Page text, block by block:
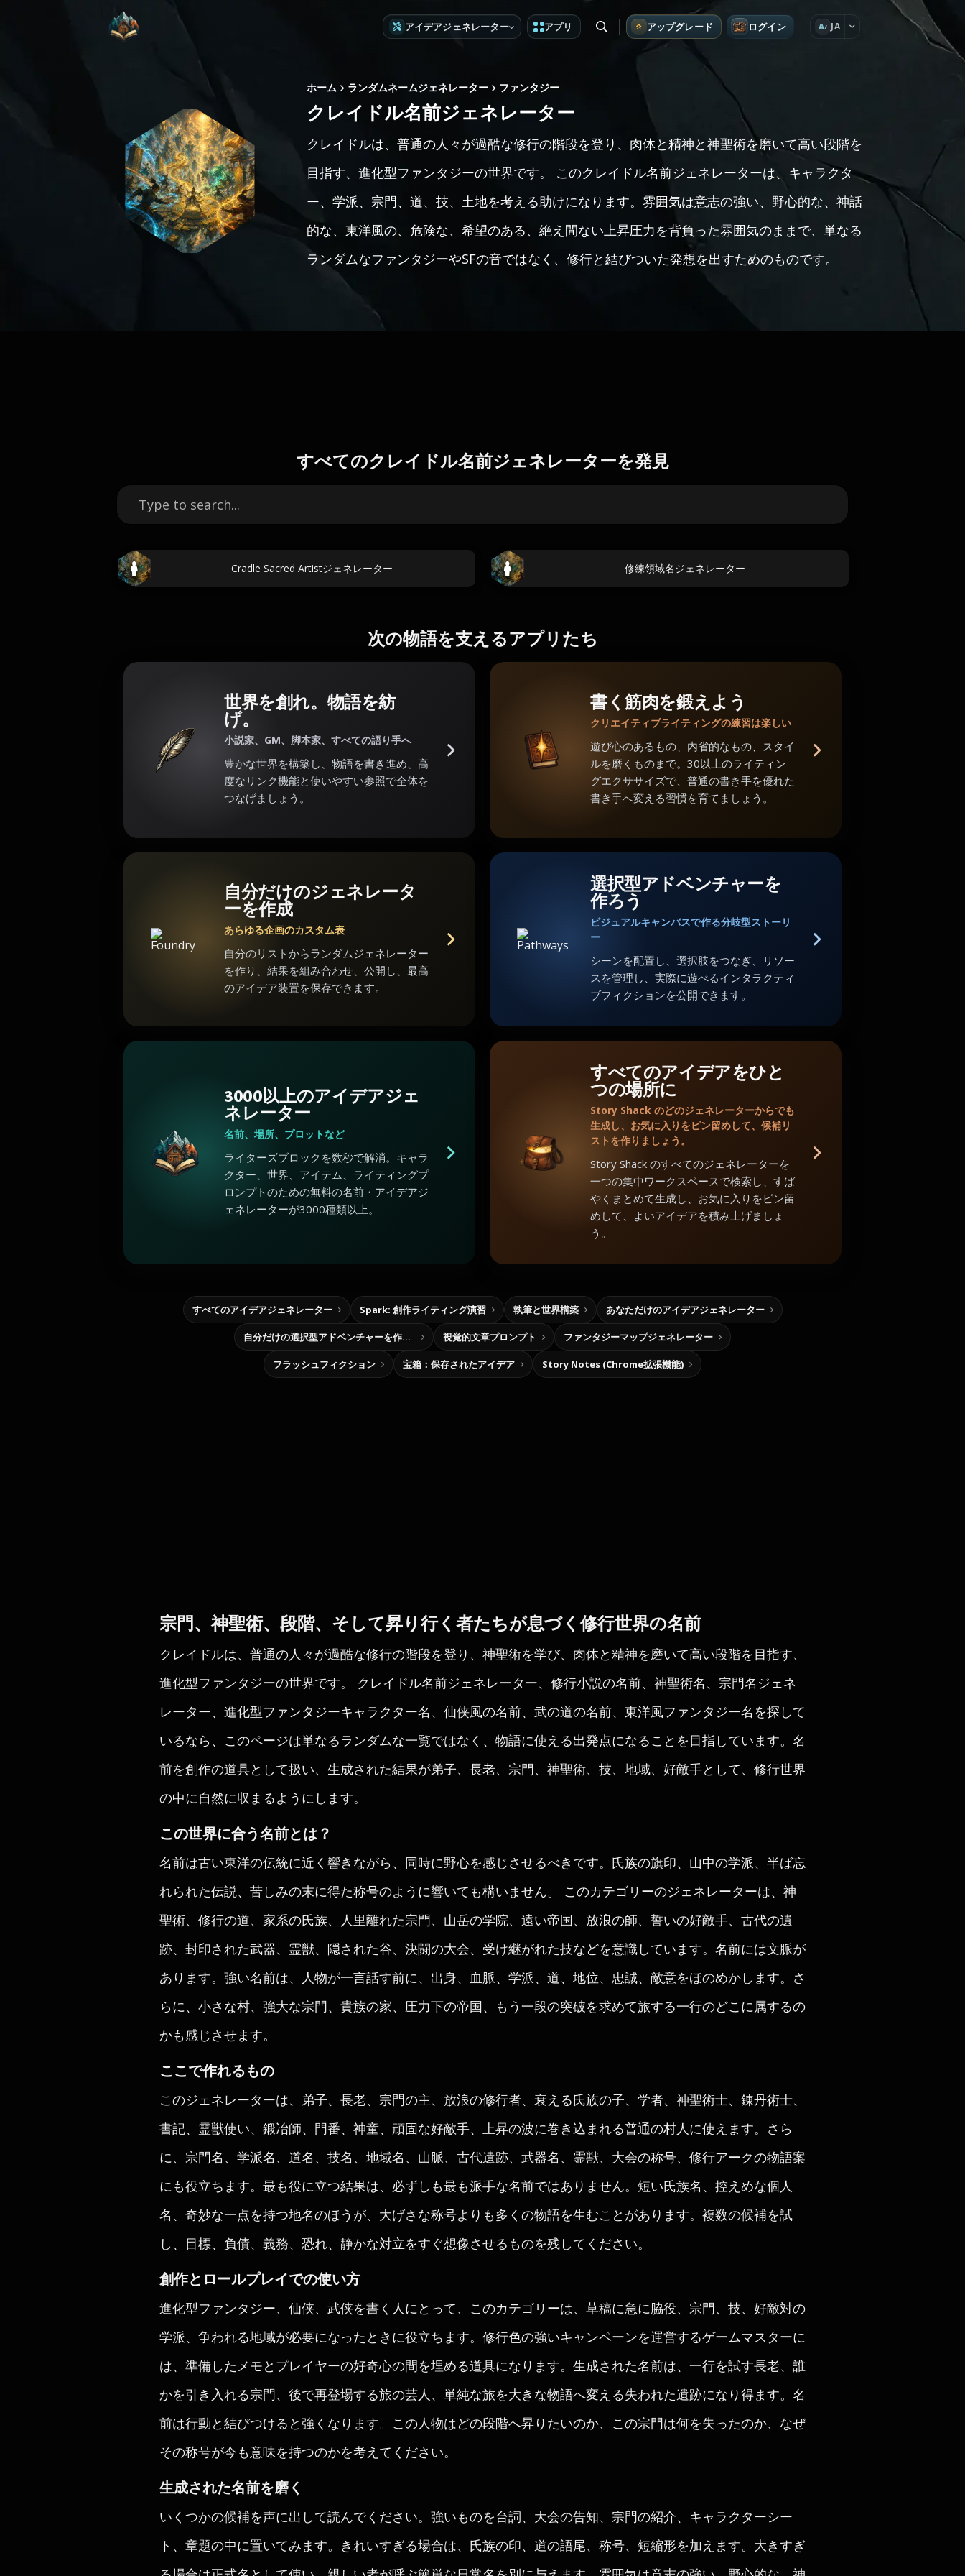
アイデアジェネレーター アプリ アップグレード ログイン A JA
ホーム ランダムネームジェネレーター ファンタジー
クレイドル名前ジェネレーター
クレイドルは、普通の人々が過酷な修行の階段を登り、肉体と精神と神聖術を磨いて高い段階を
目指す、進化型ファンタジーの世界です。 このクレイドル名前ジェネレーターは、キャラクタ
ー、学派、宗門、道、技、土地を考える助けになります。雰囲気は意志の強い、野心的な、神話
的な、東洋風の、危険な、希望のある、絶え間ない上昇圧力を背負った雰囲気のままで、単なる
ランダムなファンタジーやSFの音ではなく、修行と結びついた発想を出すためのものです。
すべてのクレイドル名前ジェネレーターを発見
Cradle Sacred Artistジェネレーター 修練領域名ジェネレーター
次の物語を支えるアプリたち
世界を創れ。物語を紡
げ。
小説家、GM、脚本家、すべての語り手へ
豊かな世界を構築し、物語を書き進め、高
度なリンク機能と使いやすい参照で全体を
つなげましょう。
書く筋肉を鍛えよう
クリエイティブライティングの練習は楽しい
遊び心のあるもの、内省的なもの、スタイ
ルを磨くものまで。30以上のライティン
グエクササイズで、普通の書き手を優れた
書き手へ変える習慣を育てましょう。
自分だけのジェネレータ
ーを作成
あらゆる企画のカスタム表
自分のリストからランダムジェネレーター
を作り、結果を組み合わせ、公開し、最高
のアイデア装置を保存できます。
選択型アドベンチャーを
作ろう
ビジュアルキャンバスで作る分岐型ストーリ
ー
シーンを配置し、選択肢をつなぎ、リソー
スを管理し、実際に遊べるインタラクティ
ブフィクションを公開できます。
3000以上のアイデアジェ
ネレーター
名前、場所、プロットなど
ライターズブロックを数秒で解消。キャラ
クター、世界、アイテム、ライティングプ
ロンプトのための無料の名前・アイデアジ
ェネレーターが3000種類以上。
すべてのアイデアをひと
つの場所に
Story Shack のどのジェネレーターからでも
生成し、お気に入りをピン留めして、候補リ
ストを作りましょう。
Story Shack のすべてのジェネレーターを
一つの集中ワークスペースで検索し、すば
やくまとめて生成し、お気に入りをピン留
めして、よいアイデアを積み上げましょ
う。
すべてのアイデアジェネレーター Spark: 創作ライティング演習 執筆と世界構築 あなただけのアイデアジェネレーター
自分だけの選択型アドベンチャーを作ろう 視覚的文章プロンプト ファンタジーマップジェネレーター
フラッシュフィクション 宝箱：保存されたアイデア Story Notes (Chrome拡張機能)
宗門、神聖術、段階、そして昇り行く者たちが息づく修行世界の名前
クレイドルは、普通の人々が過酷な修行の階段を登り、神聖術を学び、肉体と精神を磨いて高い段階を目指す、
進化型ファンタジーの世界です。 クレイドル名前ジェネレーター、修行小説の名前、神聖術名、宗門名ジェネ
レーター、進化型ファンタジーキャラクター名、仙侠風の名前、武の道の名前、東洋風ファンタジー名を探して
いるなら、このページは単なるランダムな一覧ではなく、物語に使える出発点になることを目指しています。名
前を創作の道具として扱い、生成された結果が弟子、長老、宗門、神聖術、技、地域、好敵手として、修行世界
の中に自然に収まるようにします。
この世界に合う名前とは？
名前は古い東洋の伝統に近く響きながら、同時に野心を感じさせるべきです。氏族の旗印、山中の学派、半ば忘
れられた伝説、苦しみの末に得た称号のように響いても構いません。 このカテゴリーのジェネレーターは、神
聖術、修行の道、家系の氏族、人里離れた宗門、山岳の学院、遠い帝国、放浪の師、誓いの好敵手、古代の遺
跡、封印された武器、霊獣、隠された谷、決闘の大会、受け継がれた技などを意識しています。名前には文脈が
あります。強い名前は、人物が一言話す前に、出身、血脈、学派、道、地位、忠誠、敵意をほのめかします。さ
らに、小さな村、強大な宗門、貴族の家、圧力下の帝国、もう一段の突破を求めて旅する一行のどこに属するの
かも感じさせます。
ここで作れるもの
このジェネレーターは、弟子、長老、宗門の主、放浪の修行者、衰える氏族の子、学者、神聖術士、錬丹術士、
書記、霊獣使い、鍛冶師、門番、神童、頑固な好敵手、上昇の波に巻き込まれる普通の村人に使えます。さら
に、宗門名、学派名、道名、技名、地域名、山脈、古代遺跡、武器名、霊獣、大会の称号、修行アークの物語案
にも役立ちます。最も役に立つ結果は、必ずしも最も派手な名前ではありません。短い氏族名、控えめな個人
名、奇妙な一点を持つ地名のほうが、大げさな称号よりも多くの物語を生むことがあります。複数の候補を試
し、目標、負債、義務、恐れ、静かな対立をすぐ想像させるものを残してください。
創作とロールプレイでの使い方
進化型ファンタジー、仙侠、武侠を書く人にとって、このカテゴリーは、草稿に急に脇役、宗門、技、好敵対の
学派、争われる地域が必要になったときに役立ちます。修行色の強いキャンペーンを運営するゲームマスターに
は、準備したメモとプレイヤーの好奇心の間を埋める道具になります。生成された名前は、一行を試す長老、誰
かを引き入れる宗門、後で再登場する旅の芸人、単純な旅を大きな物語へ変える失われた遺跡になり得ます。名
前は行動と結びつけると強くなります。この人物はどの段階へ昇りたいのか、この宗門は何を失ったのか、なぜ
その称号が今も意味を持つのかを考えてください。
生成された名前を磨く
いくつかの候補を声に出して読んでください。強いものを台詞、大会の告知、宗門の紹介、キャラクターシー
ト、章題の中に置いてみます。きれいすぎる場合は、氏族の印、道の語尾、称号、短縮形を加えます。大きすぎ